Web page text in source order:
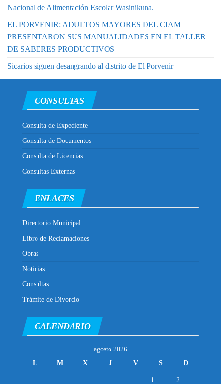
Nacional de Alimentación Escolar Wasinikuna.
EL PORVENIR: ADULTOS MAYORES DEL CIAM
PRESENTARON SUS MANUALIDADES EN EL TALLER
DE SABERES PRODUCTIVOS
Sicarios siguen desangrando al distrito de El Porvenir
CONSULTAS
Consulta de Expediente
Consulta de Documentos
Consulta de Licencias
Consultas Externas
ENLACES
Directorio Municipal
Libro de Reclamaciones
Obras
Noticias
Consultas
Trámite de Divorcio
CALENDARIO
agosto 2026
L
M X J V S D
1 2